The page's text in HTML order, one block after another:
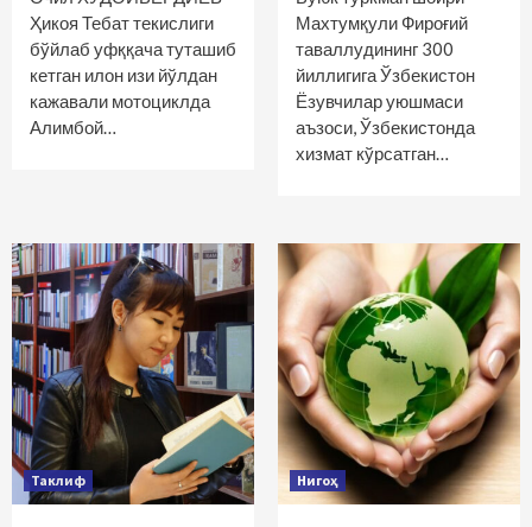
Ҳикоя Тебат текислиги
бўйлаб уфққача туташиб
кетган илон изи йўлдан
кажавали мотоциклда
Алимбой…
Махтумқули Фироғий
таваллудининг 300
йиллигига Ўзбекистон
Ёзувчилар уюшмаси
аъзоси, Ўзбекистонда
хизмат кўрсатган…
Таклиф Нигоҳ